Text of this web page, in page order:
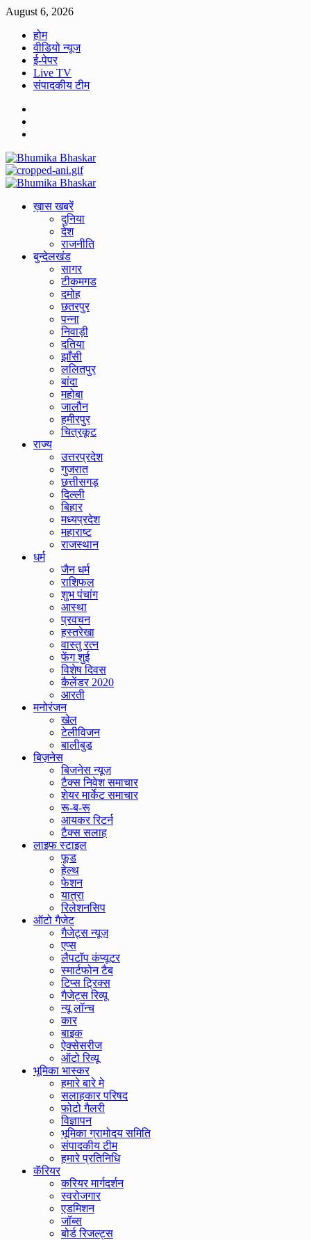
Skip
content
August 6, 2026
होम
वीडियो न्यूज
ई-पेपर
Live TV
संपादकीय टीम
Primary
ख़ास खबरें
दुनिया
देश
राजनीति
बुन्देलखंड
सागर
टीकमगड
दमोह
छतरपुर
पन्ना
निवाड़ी
दतिया
झाँसी
ललितपुर
बांदा
महोबा
जालौन
हमीरपुर
चित्रकूट
राज्य
उत्तरप्रदेश
गुजरात
छत्तीसगड़
दिल्ली
बिहार
मध्यप्रदेश
महाराष्ट
राजस्थान
धर्म
जैन धर्म
राशिफल
शुभ पंचांग
आस्था
प्रवचन
हस्तरेखा
वास्तु रत्न
फेंग शुई
विशेष दिवस
कैलेंडर 2020
आरती
मनोरंजन
खेल
टेलीविजन
बालीबुड
बिज़नेस
बिजनेस न्यूज़
टैक्स निवेश समाचार
शेयर मार्केट समाचार
रू-ब-रू
आयकर रिटर्न
टैक्स सलाह
लाइफ स्टाइल
फूड
हेल्थ
फेशन
यात्रा
रिलेशनसिप
ऑटो गैजेट
गैजेट्स न्यूज़
एप्स
लैपटॉप कंप्यूटर
स्मार्टफोन टैब
टिप्स ट्रिक्स
गैजेट्स रिव्यू
न्यू लॉन्च
कार
बाइक
ऐक्सेसरीज
ऑटो रिव्यू
भूमिका भास्कर
हमारे बारे मे
सलाहकार परिषद
फोटो गैलरी
विज्ञापन
भूमिका ग्रामोदय समिति
संपादकीय टीम
हमारे प्रतिनिधि
कॅरियर
करियर मार्गदर्शन
स्वरोजगार
एडमिशन
जॉब्स
बोर्ड रिजल्ट्स